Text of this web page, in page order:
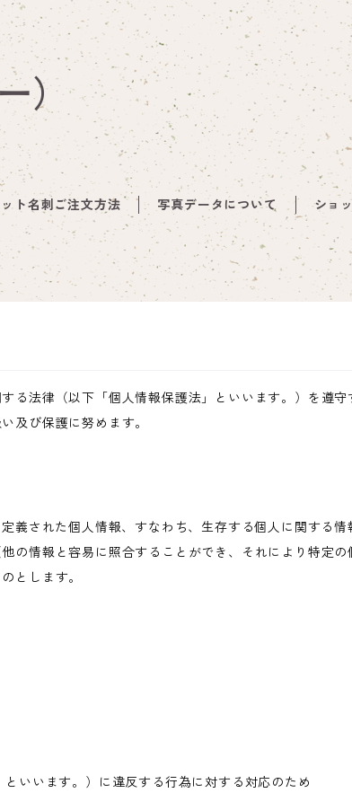
）
ト名刺ご注文方法 写真データについて
ショ
る法律（以下「個人情報保護法」といいます。）を遵
及び保護に努めます。
義された個人情報、すなわち、生存する個人に関する
情報と容易に照合することができ、それにより特定
とします。
いいます。）に違反する行為に対する対応のため